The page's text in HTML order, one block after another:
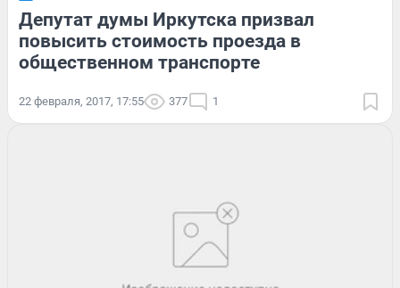
Депутат думы Иркутска призвал
повысить стоимость проезда в
общественном транспорте
22 февраля, 2017, 17:55 377 1